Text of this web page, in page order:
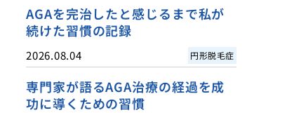
AGAを完治したと感じるまで私が
続けた習慣の記録
2026.08.04 円形脱毛症
専門家が語るAGA治療の経過を成
功に導くための習慣